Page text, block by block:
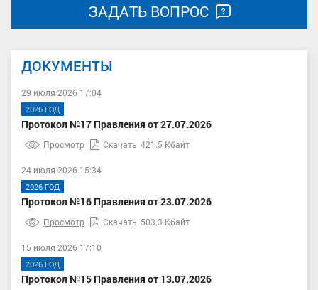
ЗАДАТЬ ВОПРОС
ДОКУМЕНТЫ
29 июля 2026 17:04
2026 ГОД
Протокол №17 Правления от 27.07.2026
Просмотр Скачать 421.5 Кбайт
24 июля 2026 15:34
2026 ГОД
Протокол №16 Правления от 23.07.2026
Просмотр Скачать 503.3 Кбайт
15 июля 2026 17:10
2026 ГОД
Протокол №15 Правления от 13.07.2026